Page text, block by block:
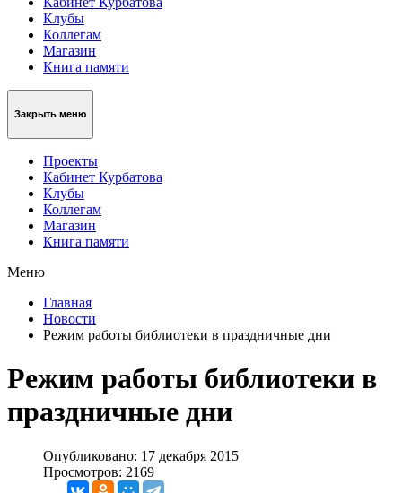
Клубы
Коллегам
Магазин
Книга памяти
Закрыть меню
Проекты
Кабинет Курбатова
Клубы
Коллегам
Магазин
Книга памяти
Меню
Главная
Новости
Режим работы библиотеки в праздничные дни
Режим работы библиотеки в
праздничные дни
Опубликовано: 17 декабря 2015
Просмотров: 2169